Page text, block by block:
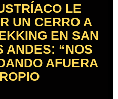
LE
UN CERRO A
EN SAN
ANDES: “NOS
AFUERA